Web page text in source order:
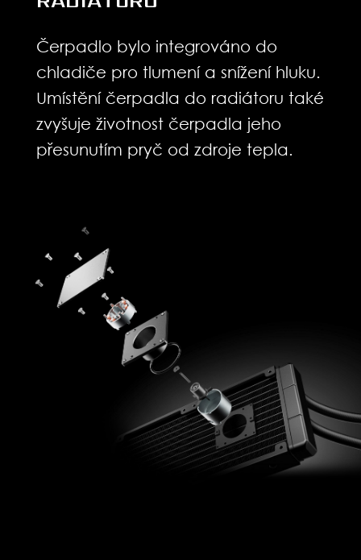
Čerpadlo bylo integrováno do
chladiče pro tlumení a snížení hluku.
Umístění čerpadla do radiátoru také
zvyšuje životnost čerpadla jeho
přesunutím pryč od zdroje tepla.